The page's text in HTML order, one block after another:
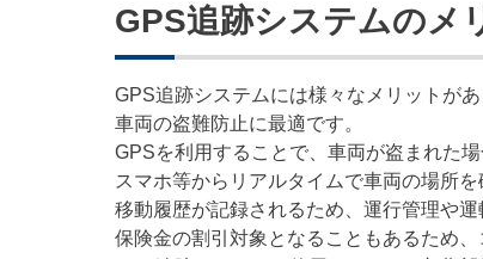
GPS追跡システムのメ
GPS追跡システムには様々なメリットがあ
車両の盗難防止に最適です。
GPSを利用することで、車両が盗まれた
スマホ等からリアルタイムで車両の場所
移動履歴が記録されるため、運行管理や
保険金の割引対象となることもあるため、